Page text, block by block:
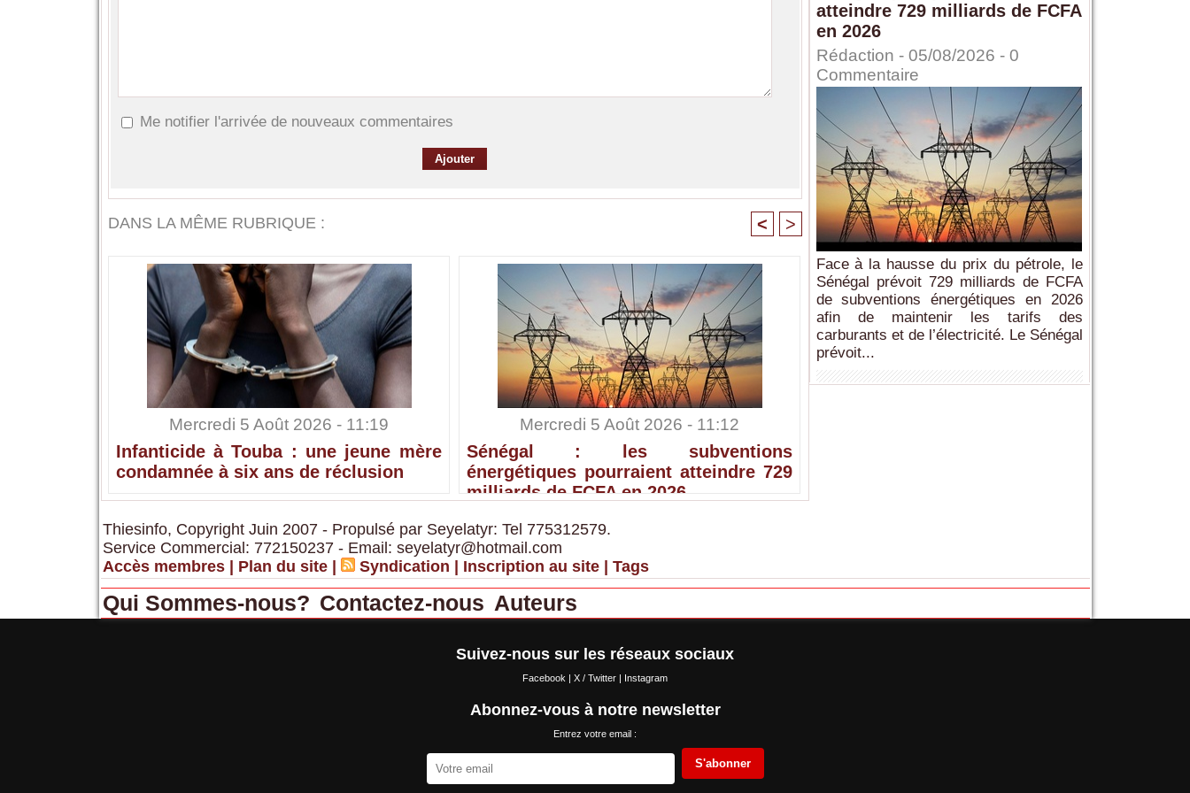
Me notifier l'arrivée de nouveaux commentaires
DANS LA MÊME RUBRIQUE : < >
Mercredi 5 Août 2026 - 11:19
Infanticide à Touba : une jeune mère
condamnée à six ans de réclusion
Mercredi 5 Août 2026 - 11:12
Sénégal : les subventions
énergétiques pourraient atteindre 729
milliards de FCFA en 2026
atteindre 729 milliards de FCFA
en 2026
Rédaction - 05/08/2026 - 0
Commentaire
Face à la hausse du prix du pétrole, le
Sénégal prévoit 729 milliards de FCFA
de subventions énergétiques en 2026
afin de maintenir les tarifs des
carburants et de l’électricité. Le Sénégal
prévoit...
Thiesinfo, Copyright Juin 2007 - Propulsé par Seyelatyr: Tel 775312579.
Service Commercial: 772150237 - Email: seyelatyr@hotmail.com
Accès membres | Plan du site | Syndication | Inscription au site | Tags
Qui Sommes-nous? Contactez-nous Auteurs
Suivez-nous sur les réseaux sociaux
Facebook | X / Twitter | Instagram
Abonnez-vous à notre newsletter
Entrez votre email :
S'abonner